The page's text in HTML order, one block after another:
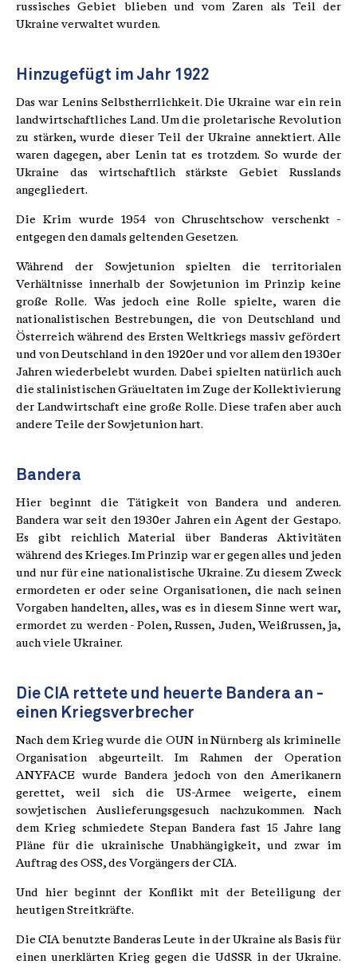
russisches Gebiet blieben und vom Zaren als Teil der
Ukraine verwaltet wurden.
Hinzugefügt im Jahr 1922
Das war Lenins Selbstherrlichkeit. Die Ukraine war ein rein
landwirtschaftliches Land. Um die proletarische Revolution
zu stärken, wurde dieser Teil der Ukraine annektiert. Alle
waren dagegen, aber Lenin tat es trotzdem. So wurde der
Ukraine das wirtschaftlich stärkste Gebiet Russlands
angegliedert.
Die Krim wurde 1954 von Chruschtschow verschenkt -
entgegen den damals geltenden Gesetzen.
Während der Sowjetunion spielten die territorialen
Verhältnisse innerhalb der Sowjetunion im Prinzip keine
große Rolle. Was jedoch eine Rolle spielte, waren die
nationalistischen Bestrebungen, die von Deutschland und
Österreich während des Ersten Weltkriegs massiv gefördert
und von Deutschland in den 1920er und vor allem den 1930er
Jahren wiederbelebt wurden. Dabei spielten natürlich auch
die stalinistischen Gräueltaten im Zuge der Kollektivierung
der Landwirtschaft eine große Rolle. Diese trafen aber auch
andere Teile der Sowjetunion hart.
Bandera
Hier beginnt die Tätigkeit von Bandera und anderen.
Bandera war seit den 1930er Jahren ein Agent der Gestapo.
Es gibt reichlich Material über Banderas Aktivitäten
während des Krieges. Im Prinzip war er gegen alles und jeden
und nur für eine nationalistische Ukraine. Zu diesem Zweck
ermordeten er oder seine Organisationen, die nach seinen
Vorgaben handelten, alles, was es in diesem Sinne wert war,
ermordet zu werden - Polen, Russen, Juden, Weißrussen, ja,
auch viele Ukrainer.
Die CIA rettete und heuerte Bandera an -
einen Kriegsverbrecher
Nach dem Krieg wurde die OUN in Nürnberg als kriminelle
Organisation abgeurteilt. Im Rahmen der Operation
ANYFACE wurde Bandera jedoch von den Amerikanern
gerettet, weil sich die US-Armee weigerte, einem
sowjetischen Auslieferungsgesuch nachzukommen. Nach
dem Krieg schmiedete Stepan Bandera fast 15 Jahre lang
Pläne für die ukrainische Unabhängigkeit, und zwar im
Auftrag des OSS, des Vorgängers der CIA.
Und hier beginnt der Konflikt mit der Beteiligung der
heutigen Streitkräfte.
Die CIA benutzte Banderas Leute in der Ukraine als Basis für
einen unerklärten Krieg gegen die UdSSR in der Ukraine.